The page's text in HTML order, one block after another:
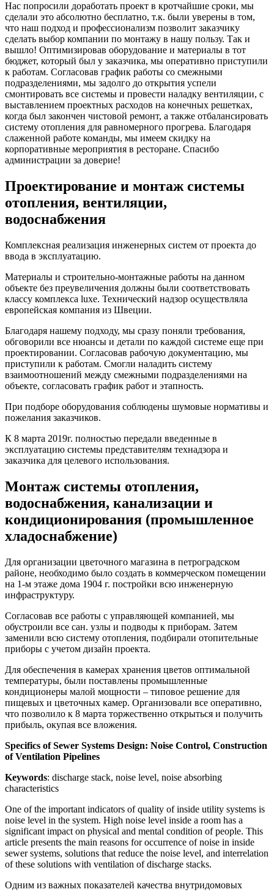
Нас попросили доработать проект в кротчайшие сроки, мы
сделали это абсолютно бесплатно, т.к. были уверены в том,
что наш подход и профессионализм позволит заказчику
сделать выбор компании по монтажу в нашу пользу. Так и
вышло! Оптимизировав оборудование и материалы в тот
бюджет, который был у заказчика, мы оперативно приступили
к работам. Согласовав график работы со смежными
подразделениями, мы задолго до открытия успели
смонтировать все системы и провести наладку вентиляции, с
выставлением проектных расходов на конечных решетках,
когда был закончен чистовой ремонт, а также отбалансировать
систему отопления для равномерного прогрева. Благодаря
слаженной работе команды, мы имеем скидку на
корпоративные мероприятия в ресторане. Спасибо
администрации за доверие!
Проектирование и монтаж системы
отопления, вентиляции,
водоснабжения
Комплексная реализация инженерных систем от проекта до
ввода в эксплуатацию.
Материалы и строительно-монтажные работы на данном
объекте без преувеличения должны были соответствовать
классу комплекса luxe. Технический надзор осуществляла
европейская компания из Швеции.
Благодаря нашему подходу, мы сразу поняли требования,
обговорили все нюансы и детали по каждой системе еще при
проектировании. Согласовав рабочую документацию, мы
приступили к работам. Смогли наладить систему
взаимоотношений между смежными подразделениями на
объекте, согласовать график работ и этапность.
При подборе оборудования соблюдены шумовые нормативы и
пожелания заказчиков.
К 8 марта 2019г. полностью передали введенные в
эксплуатацию системы представителям технадзора и
заказчика для целевого использования.
Монтаж системы отопления,
водоснабжения, канализации и
кондиционирования (промышленное
хладоснабжение)
Для организации цветочного магазина в петроградском
районе, необходимо было создать в коммерческом помещении
на 1-м этаже дома 1904 г. постройки всю инженерную
инфраструктуру.
Согласовав все работы с управляющей компанией, мы
обустроили все сан. узлы и подводы к приборам. Затем
заменили всю систему отопления, подбирали отопительные
приборы с учетом дизайн проекта.
Для обеспечения в камерах хранения цветов оптимальной
температуры, были поставлены промышленные
кондиционеры малой мощности – типовое решение для
пищевых и цветочных камер. Организовали все оперативно,
что позволило к 8 марта торжественно открыться и получить
прибыль, окупая все вложения.
Specifics of Sewer Systems Design: Noise Control, Construction
of Ventilation Pipelines
Keywords: discharge stack, noise level, noise absorbing
characteristics
One of the important indicators of quality of inside utility systems is
noise level in the system. High noise level inside a room has a
significant impact on physical and mental condition of people. This
article presents the main reasons for occurrence of noise in inside
sewer systems, solutions that reduce the noise level, and interrelation
of these solutions with ventilation of discharge stacks.
Одним из важных показателей качества внутридомовых